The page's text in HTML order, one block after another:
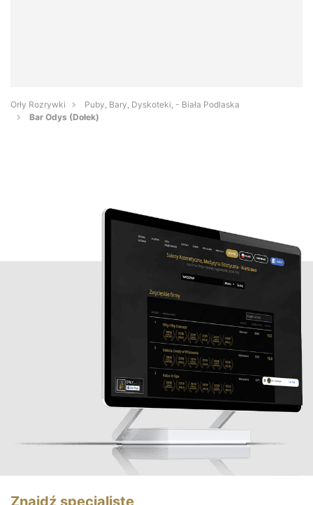
Orły Rozrywki
Puby, Bary, Dyskoteki, - Biała Podlaska
Bar Odys (Dołek)
Znajdź specjalistę